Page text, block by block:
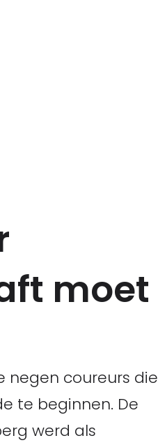
moet
negen coureurs die
te beginnen. De
werd als